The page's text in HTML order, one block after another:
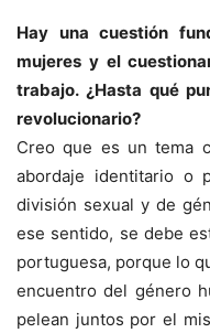
Hay una cuestión
mujeres y el
trabajo. ¿Hasta qué
revolucionario?
Creo que es un tema
abordaje identitario o
división sexual y de
ese sentido, se debe
portuguesa, porque lo
encuentro del género
pelean juntos por el